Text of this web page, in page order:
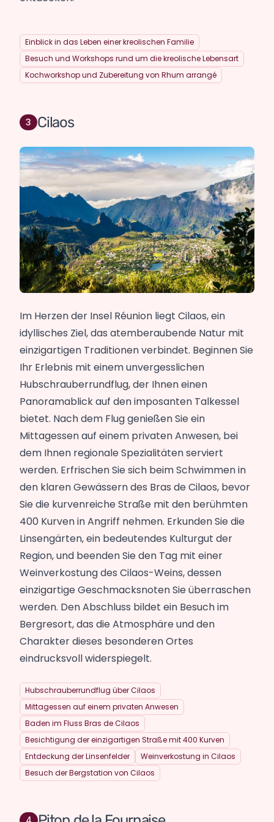
Einblick in das Leben einer kreolischen Familie
Besuch und Workshops rund um die kreolische Lebensart
Kochworkshop und Zubereitung von Rhum arrangé
Cilaos
Im Herzen der Insel Réunion liegt Cilaos, ein
idyllisches Ziel, das atemberaubende Natur mit
einzigartigen Traditionen verbindet. Beginnen Sie
Ihr Erlebnis mit einem unvergesslichen
Hubschrauberrundflug, der Ihnen einen
Panoramablick auf den imposanten Talkessel
bietet. Nach dem Flug genießen Sie ein
Mittagessen auf einem privaten Anwesen, bei
dem Ihnen regionale Spezialitäten serviert
werden. Erfrischen Sie sich beim Schwimmen in
den klaren Gewässern des Bras de Cilaos, bevor
Sie die kurvenreiche Straße mit den berühmten
400 Kurven in Angriff nehmen. Erkunden Sie die
Linsengärten, ein bedeutendes Kulturgut der
Region, und beenden Sie den Tag mit einer
Weinverkostung des Cilaos-Weins, dessen
einzigartige Geschmacksnoten Sie überraschen
werden. Den Abschluss bildet ein Besuch im
Bergresort, das die Atmosphäre und den
Charakter dieses besonderen Ortes
eindrucksvoll widerspiegelt.
Hubschrauberrundflug über Cilaos
Mittagessen auf einem privaten Anwesen
Baden im Fluss Bras de Cilaos
Besichtigung der einzigartigen Straße mit 400 Kurven
Entdeckung der Linsenfelder
Weinverkostung in Cilaos
Besuch der Bergstation von Cilaos